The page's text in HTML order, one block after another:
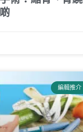
編輯推介